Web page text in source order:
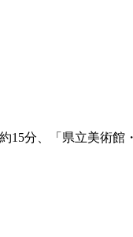
15分、「県立美術